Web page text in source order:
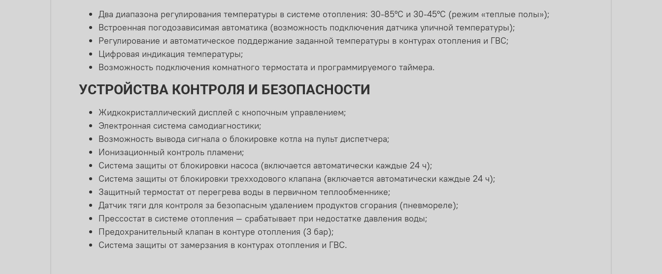
Два диапазона регулирования температуры в системе отопления: 30-85°С и 30-45°С (режим «теплые полы»);
Встроенная погодозависимая автоматика (возможность подключения датчика уличной температуры);
Регулирование и автоматическое поддержание заданной температуры в контурах отопления и ГВС;
Цифровая индикация температуры;
Возможность подключения комнатного термостата и программируемого таймера.
УСТРОЙСТВА КОНТРОЛЯ И БЕЗОПАСНОСТИ
Жидкокристаллический дисплей с кнопочным управлением;
Электронная система самодиагностики;
Возможность вывода сигнала о блокировке котла на пульт диспетчера;
Ионизационный контроль пламени;
Система защиты от блокировки насоса (включается автоматически каждые 24 ч);
Система защиты от блокировки трехходового клапана (включается автоматически каждые 24 ч);
Защитный термостат от перегрева воды в первичном теплообменнике;
Датчик тяги для контроля за безопасным удалением продуктов сгорания (пневмореле);
Прессостат в системе отопления — срабатывает при недостатке давления воды;
Предохранительный клапан в контуре отопления (3 бар);
Система защиты от замерзания в контурах отопления и ГВС.